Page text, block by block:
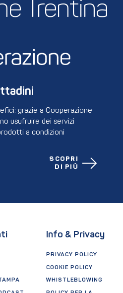
Trentina
grazie a Cooperazione
usufruire dei servizi
a condizioni
SCOPRI
DI PIÙ
Info & Privacy
PRIVACY POLICY
COOKIE POLICY
WHISTLEBLOWING